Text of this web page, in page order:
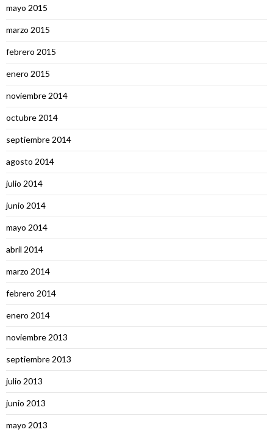
mayo 2015
marzo 2015
febrero 2015
enero 2015
noviembre 2014
octubre 2014
septiembre 2014
agosto 2014
julio 2014
junio 2014
mayo 2014
abril 2014
marzo 2014
febrero 2014
enero 2014
noviembre 2013
septiembre 2013
julio 2013
junio 2013
mayo 2013